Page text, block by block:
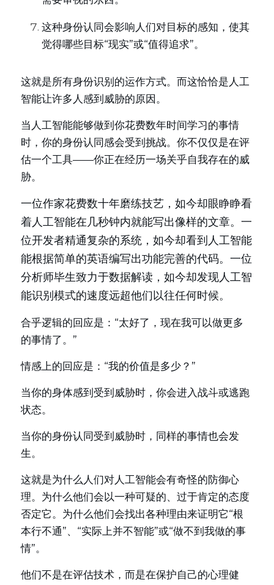
这种身份认同会影响人们对目标的感知，使其
觉得哪些目标“现实”或“值得追求”。
这就是所有身份识别的运作方式。而这恰恰是人工
智能让许多人感到威胁的原因。
当人工智能能够做到你花费数年时间学习的事情
时，你的身份认同感会受到挑战。你不仅仅是在评
估一个工具——你正在经历一场关乎自我存在的威
胁。
一位作家花费数十年磨练技艺，如今却眼睁睁看
着人工智能在几秒钟内就能写出像样的文章。一
位开发者精通复杂的系统，如今却看到人工智能
能根据简单的英语编写出功能完善的代码。一位
分析师毕生致力于数据解读，如今却发现人工智
能识别模式的速度远超他们以往任何时候。
合乎逻辑的回应是：“太好了，现在我可以做更多
的事情了。”
情感上的回应是：“我的价值是多少？”
当你的身体感到受到威胁时，你会进入战斗或逃跑
状态。
当你的身份认同受到威胁时，同样的事情也会发
生。
这就是为什么人们对人工智能会有奇怪的防御心
理。为什么他们会以一种可疑的、过于肯定的态度
否定它。为什么他们会找出各种理由来证明它“根
本行不通”、“实际上并不智能”或“做不到我做的事
情”。
他们不是在评估技术，而是在保护自己的心理健